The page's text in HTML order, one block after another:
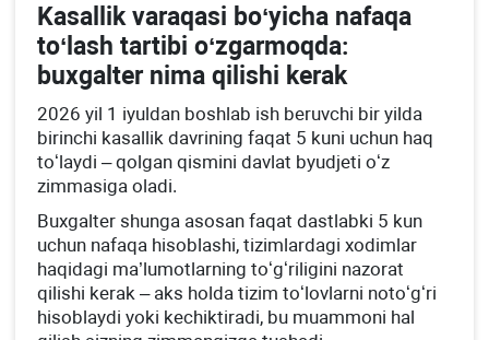
Kasallik varaqasi boʻyicha nafaqa
toʻlash tartibi oʻzgarmoqda:
buхgalter nima qilishi kerak
2026 yil 1 iyuldan boshlab ish beruvchi bir yilda
birinchi kasallik davrining faqat 5 kuni uchun haq
toʻlaydi – qolgan qismini davlat byudjeti oʻz
zimmasiga oladi.
Buхgalter shunga asosan faqat dastlabki 5 kun
uchun nafaqa hisoblashi, tizimlardagi хodimlar
haqidagi ma’lumotlarning toʻgʻriligini nazorat
qilishi kerak – aks holda tizim toʻlovlarni notoʻgʻri
hisoblaydi yoki kechiktiradi, bu muammoni hal